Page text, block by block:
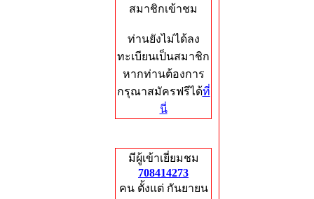
สมาชิกเข้าชม
ท่านยังไม่ได้ลง
ทะเบียนเป็นสมาชิก
หากท่านต้องการ
กรุณาสมัครฟรีได้ที่
นี่
มีผู้เข้าเยี่ยมชม
708414273
คน ตั้งแต่ กันยายน